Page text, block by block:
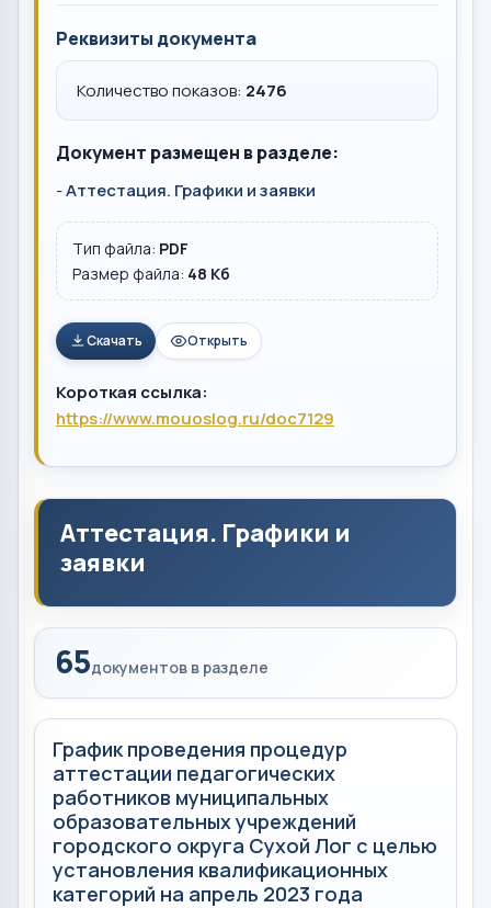
Реквизиты документа
Количество показов: 2476
Документ размещен в разделе:
-Аттестация. Графики и заявки
Тип файла: PDF
Размер файла: 48 Кб
Скачать Открыть
Короткая ссылка:
https://www.mouoslog.ru/doc7129
Аттестация. Графики и
заявки
65документов в разделе
График проведения процедур
аттестации педагогических
работников муниципальных
образовательных учреждений
городского округа Сухой Лог с целью
установления квалификационных
категорий на апрель 2023 года